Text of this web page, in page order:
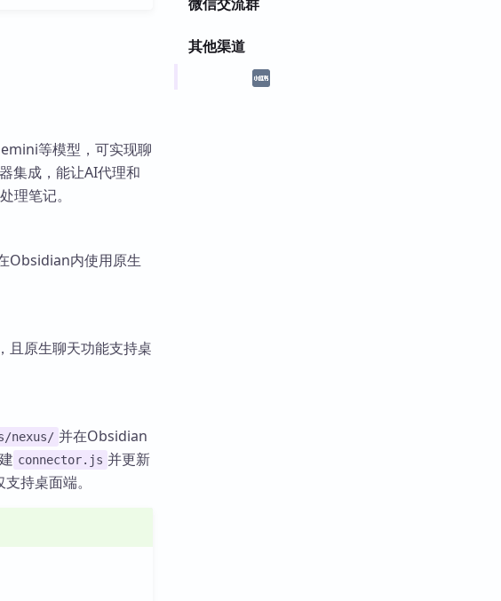
其他渠道
等模型，可实现聊
集成，能让AI代理和
理笔记。
Obsidian内使用原生
且原生聊天功能支持桌
nexus/ 并在Obsidian
connector.js 并更新
持桌面端。